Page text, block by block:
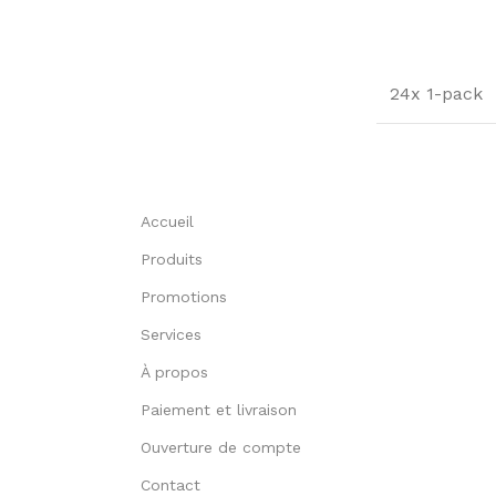
24x 1-pack
Accueil
Produits
Promotions
Services
À propos
Paiement et livraison
Ouverture de compte
Contact